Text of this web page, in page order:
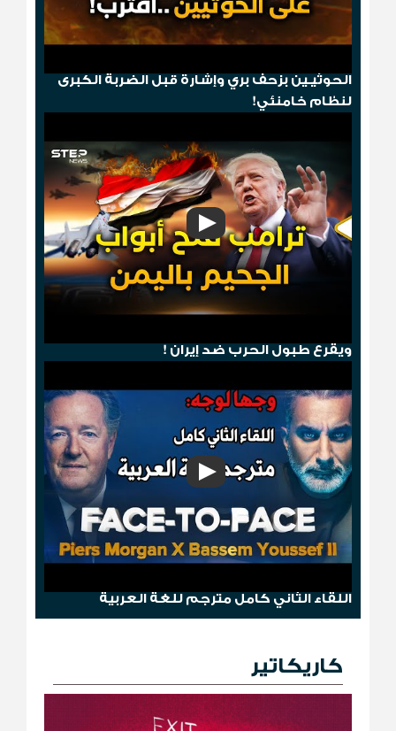
الحوثيـين بزحف بري وإشارة قبل الضربة الكبرى
لنظام خامنئي!
ويقرع طبول الحرب ضد إيران !
اللقاء الثاني كامل مترجم للغة العربية
كاريكاتير